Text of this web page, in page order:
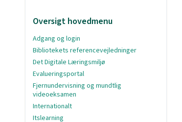
Oversigt hovedmenu
Adgang og login
Bibliotekets referencevejledninger
Det Digitale Læringsmiljø
Evalueringsportal
Fjernundervisning og mundtlig
videoeksamen
Internationalt
Itslearning